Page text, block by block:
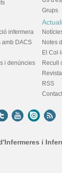
Grups
infermera
amb DACS
i denúncies
Notes
El
Recull
RSS
i